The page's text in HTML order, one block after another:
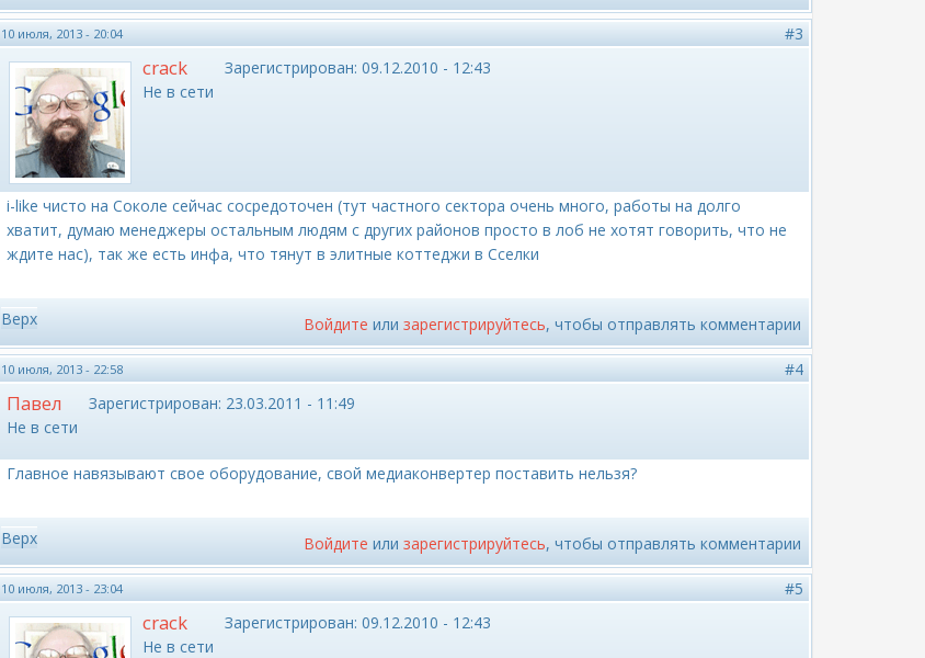
10 июля, 2013 - 20:04 #3
crack
Не в сети
Зарегистрирован: 09.12.2010 - 12:43
i-like чисто на Соколе сейчас сосредоточен (тут частного сектора очень много, работы на долго
хватит, думаю менеджеры остальным людям с других районов просто в лоб не хотят говорить, что не
ждите нас), так же есть инфа, что тянут в элитные коттеджи в Сселки
Верх Войдите или зарегистрируйтесь, чтобы отправлять комментарии
10 июля, 2013 - 22:58 #4
Павел
Не в сети
Зарегистрирован: 23.03.2011 - 11:49
Главное навязывают свое оборудование, свой медиаконвертер поставить нельзя?
Верх Войдите или зарегистрируйтесь, чтобы отправлять комментарии
10 июля, 2013 - 23:04 #5
crack
Не в сети
Зарегистрирован: 09.12.2010 - 12:43